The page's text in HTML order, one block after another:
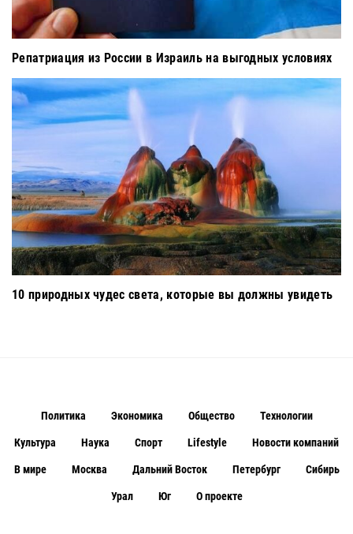
Репатриация из России в Израиль на выгодных условиях
10 природных чудес света, которые вы должны увидеть
Политика Экономика Общество Технологии
Культура Наука Спорт Lifestyle Новости компаний
В мире Москва Дальний Восток Петербург Сибирь
Урал Юг О проекте